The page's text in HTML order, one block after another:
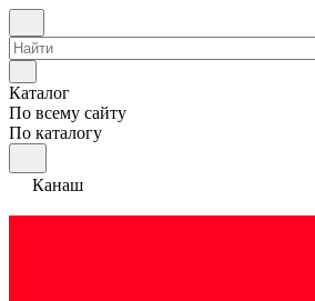
Каталог
По всему сайту
По каталогу
Канаш